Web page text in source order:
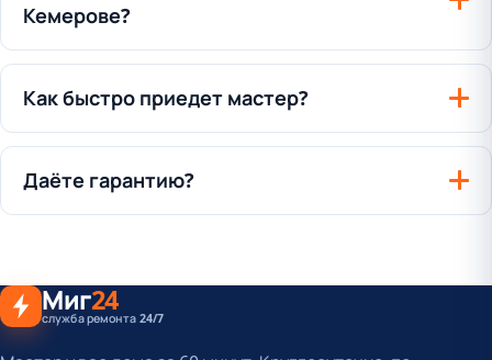
Кемерове?
Как быстро приедет мастер?
Даёте гарантию?
Миг24
служба ремонта 24/7